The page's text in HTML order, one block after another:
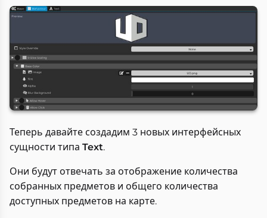
Теперь давайте создадим 3 новых интерфейсных
сущности типа Text.
Они будут отвечать за отображение количества
собранных предметов и общего количества
доступных предметов на карте.